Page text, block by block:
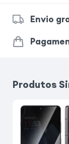
Envio
Produtos